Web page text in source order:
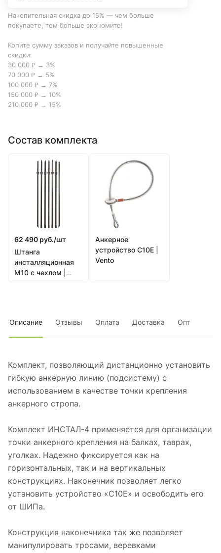
Накопительная скидка до 15% — чем больше
покупаете, тем больше экономите!
Копите сумму заказов и получайте повышенные
скидки:
30 000 ₽ → 3%
70 000 ₽ → 5%
100 000 ₽ → 7%
150 000 ₽ → 10%
210 000 ₽ → 15%
Состав комплекта
62 490 руб./шт
Штанга
инсталляционная
М10 с чехлом |
Анкерное
устройство С10Е |
Vento
Описание Отзывы Оплата Доставка Опт
Комплект, позволяющий дистанционно установить
гибкую анкерную линию (подсистему) с
использованием в качестве точки крепления
анкерного стропа.
Комплект ИНСТАЛ-4 применяется для организации
точки анкерного крепления на балках, таврах,
уголках. Надежно фиксируется как на
горизонтальных, так и на вертикальных
конструкциях. Наконечник позволяет легко
установить устройство «С10Е» и освободить его
от ШИПа.
Конструкция наконечника так же позволяет
манипулировать тросами, веревками